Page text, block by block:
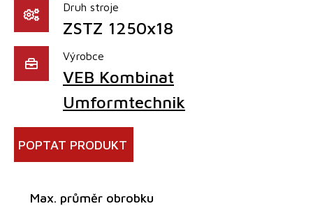
Druh stroje
ZSTZ 1250x18
Výrobce
VEB Kombinat
Umformtechnik
POPTAT PRODUKT
Max. průměr obrobku